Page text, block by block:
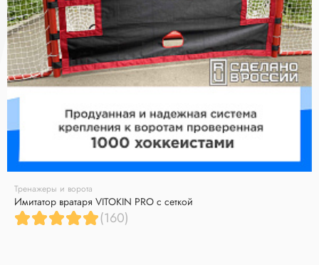
Тренажеры и ворота
Имитатор вратаря VITOKIN PRO с сеткой
(160)